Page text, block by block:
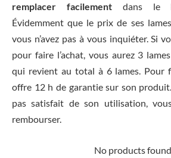
remplacer facilementdans le
Évidemment que le prix de ses
vous n’avez pas à vous inquiéter. Si
pour faire l’achat, vous aurez 3
qui revient au total à 6 lames. Pour
offre 12 h de garantie sur son
pas satisfait de son utilisation,
rembourser.
No products